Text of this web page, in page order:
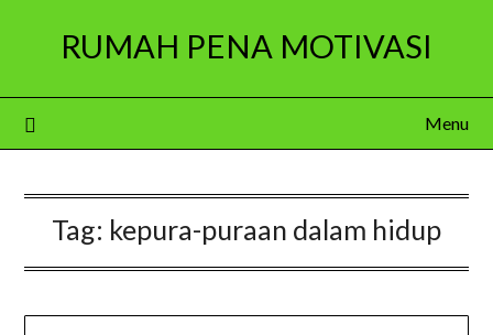
RUMAH PENA MOTIVASI
Menu
Tag: kepura-puraan dalam hidup